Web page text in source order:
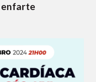
enfarte